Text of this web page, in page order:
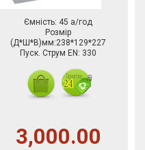
Ємність: 45 а/год
Розмір
(Д*Ш*В)мм:238*129*227
Пуск. Струм EN: 330
3,000.00